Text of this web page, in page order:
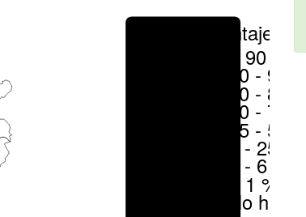
Porcentajes
> 90 %
80 - 90 %
70 - 80 %
50 - 70 %
25 - 50 %
6 - 25 %
1 - 6 %
< 1 %
No hay